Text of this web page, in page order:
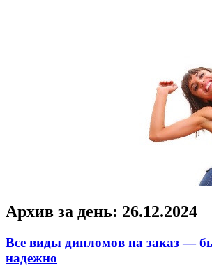
Архив за день: 26.12.2024
Все виды дипломов на заказ —
надежно